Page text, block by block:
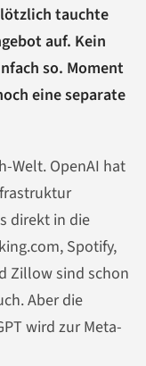
tauchte
auf. Kein
so. Moment
eine separate
Welt. OpenAI hat
direkt in die
Spotify,
Zillow sind schon
Aber die
wird zur Meta-